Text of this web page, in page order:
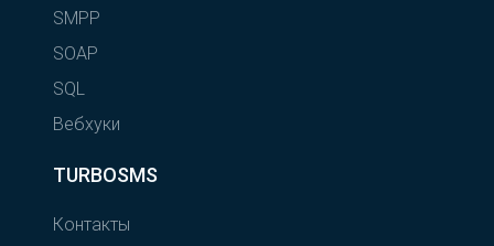
SMPP
SOAP
SQL
Вебхуки
TURBOSMS
Контакты